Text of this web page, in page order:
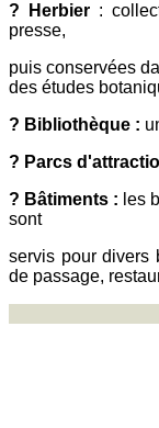
? Herbier :
presse,
puis conservées
des études
? Bibliothèque :
? Parcs
? Bâtiments : les
sont
servis pour divers
de passage,